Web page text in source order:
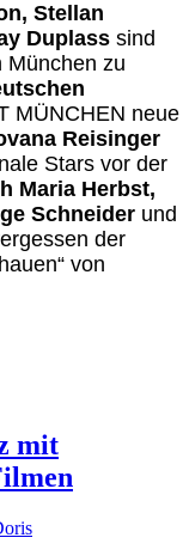
Stellan
Duplass sind
München zu
MÜNCHEN neue
Reisinger
Stars vor der
Maria Herbst,
Schneider und
der
von
mit